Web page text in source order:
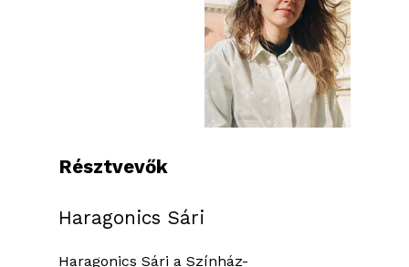
Résztvevők
Haragonics Sári
Haragonics Sári a Színház-